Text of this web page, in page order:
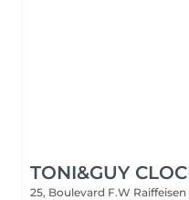
TONI&GUY
25, Boulevard F.W Raiffeisen